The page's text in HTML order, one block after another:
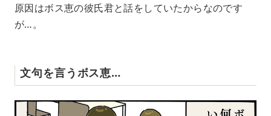
原因はボス恵の彼氏君と話をしていたからなのです
が…。
文句を言うボス恵…